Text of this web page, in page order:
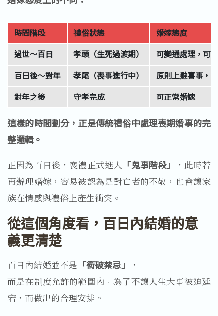
時間階段 禮俗狀態
婚嫁態度
過世～百日
孝頭（生死過渡期）
可變通處理，可
百日後～對年
孝尾（喪事進行中）
原則上避喜事，
對年之後
守孝完成 可正常婚嫁
這樣的時間劃分，正是傳統禮俗中處理喪期婚事的完
整邏輯。
正因為百日後，喪禮正式進入 「鬼事階段」
，此時若
再辦理婚嫁，容易被認為是對亡者的不敬，也會讓家
族在情感與禮俗上產生衝突。
從這個角度看，百日內結婚的意
義更清楚
百日內結婚並不是 「衝破禁忌」
，
而是在制度允許的範圍內，為了不讓人生大事被迫延
宕，而做出的合理安排。